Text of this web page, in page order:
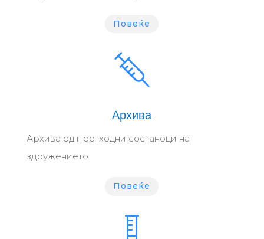
Повеќе
Архива
Архива од претходни состаноци на
здружението
Повеќе